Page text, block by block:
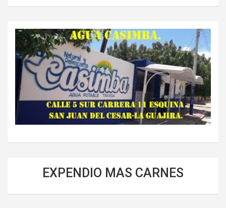
EXPENDIO MAS CARNES